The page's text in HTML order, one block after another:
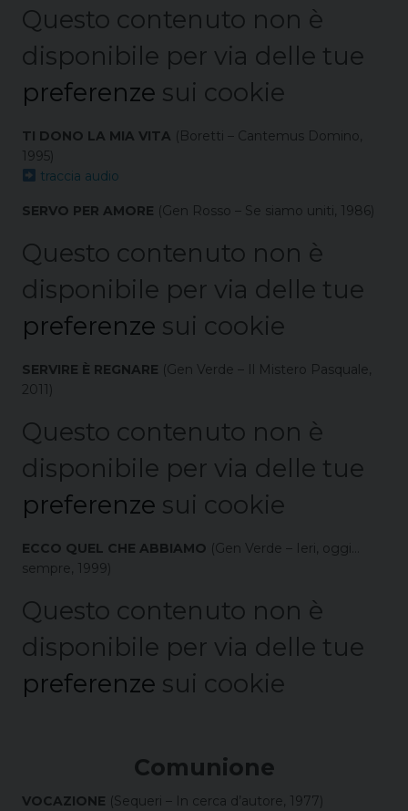
Questo contenuto non è
disponibile per via delle tue
preferenze sui cookie
TI DONO LA MIA VITA (Boretti – Cantemus Domino,
1995)
traccia audio
SERVO PER AMORE (Gen Rosso – Se siamo uniti, 1986)
Questo contenuto non è
disponibile per via delle tue
preferenze sui cookie
SERVIRE È REGNARE (Gen Verde – Il Mistero Pasquale,
2011)
Questo contenuto non è
disponibile per via delle tue
preferenze sui cookie
ECCO QUEL CHE ABBIAMO (Gen Verde – Ieri, oggi…
sempre, 1999)
Questo contenuto non è
disponibile per via delle tue
preferenze sui cookie
Comunione
VOCAZIONE (Sequeri – In cerca d’autore, 1977)